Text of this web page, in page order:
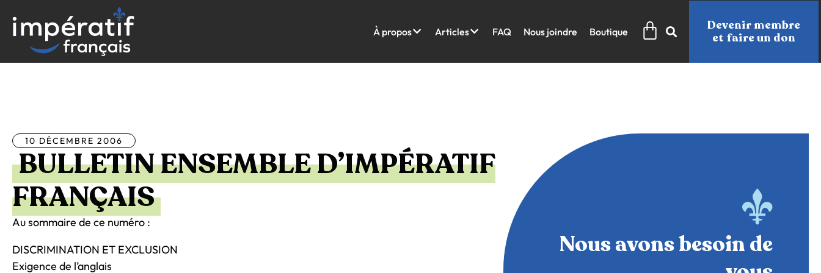
contenu
À propos Articles FAQ Nous joindre Boutique Panier
Devenir membre
et faire un don
10 DÉCEMBRE 2006
BULLETIN ENSEMBLE D’IMPÉRATIF
FRANÇAIS
Au sommaire de ce numéro :
DISCRIMINATION ET EXCLUSION
Exigence de l’anglais
Nous avons besoin de